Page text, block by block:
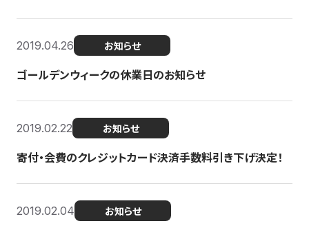
2019.04.26 お知らせ
ゴールデンウィークの休業日のお知らせ
2019.02.22 お知らせ
寄付・会費のクレジットカード決済手数料引き下げ決定！
2019.02.04 お知らせ